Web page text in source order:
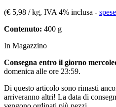
(€ 5,98 / kg, IVA 4% inclusa -
Contenuto: 400 g
In Magazzino
Consegna entro il giorno
domenica alle ore 23:59.
Di questo articolo sono rimasti
arriveranno altri! La data di